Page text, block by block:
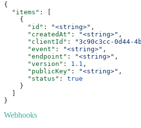
{
  "items"
: [
    {
      "id"
: "<string>" ,
      "createdAt"
: "<string>" ,
      "clientId"
:
"3c90c3cc-0d44-
      "event"
: "<string>" ,
      "endpoint"
: "<string>" ,
      "version"
: 1.1 ,
      "publicKey"
: "<string>" ,
      "status"
: true
    }
}
Webhooks